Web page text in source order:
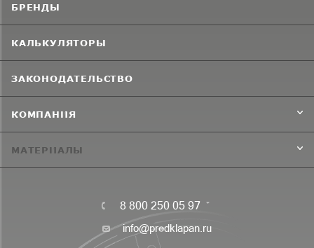
БРЕНДЫ
КАЛЬКУЛЯТОРЫ
ЗАКОНОДАТЕЛЬСТВО
КОМПАНИЯ
МАТЕРИАЛЫ
8 800 250 05 97
info@predklapan.ru